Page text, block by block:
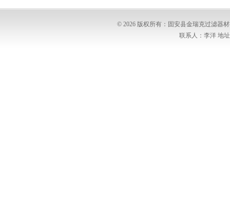
© 2026 版权所有：固安县金瑞克过滤器
联系人：李洋 地